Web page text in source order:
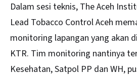
Dalam sesi teknis, The Aceh
Lead Tobacco Control Aceh
monitoring lapangan yang akan
KTR. Tim monitoring nantinya
Kesehatan, Satpol PP dan WH,